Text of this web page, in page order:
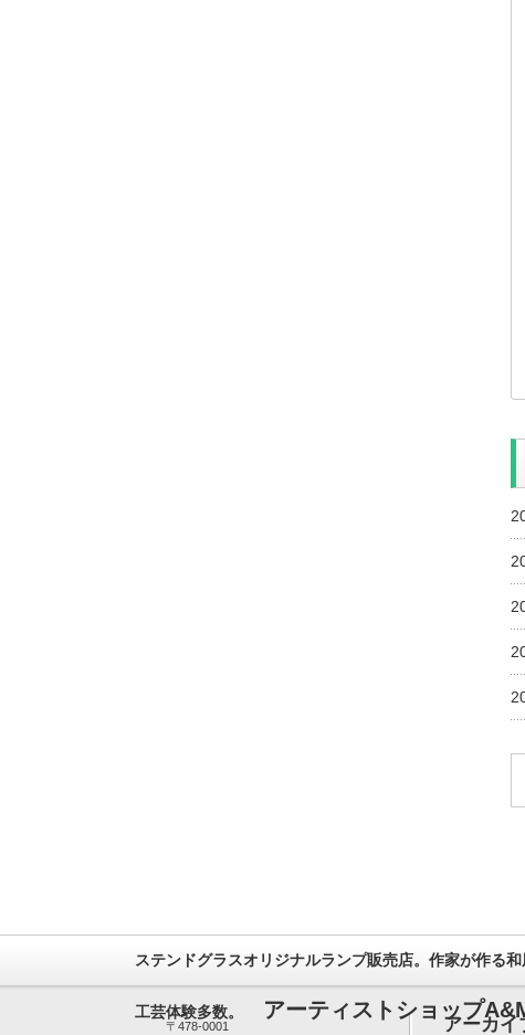
ステンドグラスオリジナルランプ販売店。作家が作る
工芸体験多数。 アーティストショップ
〒478-0001
アーカイ